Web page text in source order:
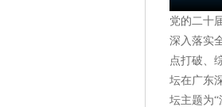
党的二十
深入落实
点打破、
坛在广东
坛主题为“